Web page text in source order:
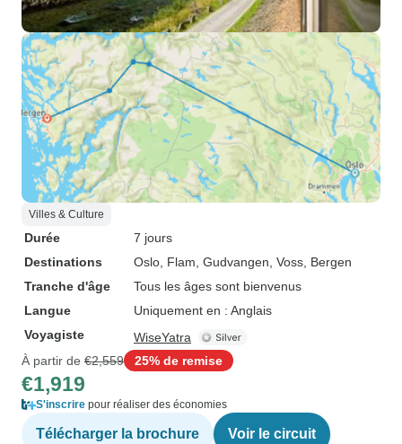
Villes & Culture
Durée
7 jours
Destinations
Oslo , Flam , Gudvangen , Voss , Bergen
Tranche d'âge
Tous les âges sont bienvenus
Langue
Uniquement en : Anglais
Voyagiste
WiseYatra
À partir de €2,559 25% de remise
€1,919
S'inscrire pour réaliser des économies
Télécharger la brochure Voir le circuit